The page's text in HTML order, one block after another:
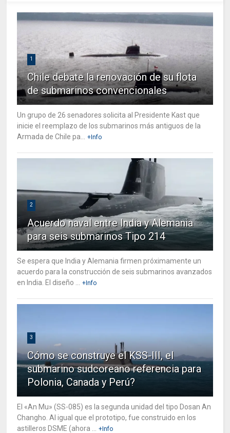
1
Chile debate la renovación de su flota
de submarinos convencionales
Un grupo de 26 senadores solicita al Presidente Kast que
inicie el reemplazo de los submarinos más antiguos de la
Armada de Chile pa...
+Info
2
Acuerdo naval entre India y Alemania
para seis submarinos Tipo 214
Se espera que India y Alemania firmen próximamente un
acuerdo para la construcción de seis submarinos avanzados
en India. El diseño ...
+Info
3
Cómo se construye el KSS-III, el
submarino sudcoreano referencia para
Polonia, Canada y Perú?
El «An Mu» (SS-085) es la segunda unidad del tipo Dosan An
Changho. Al igual que el prototipo, fue construido en los
astilleros DSME (ahora ...
+Info